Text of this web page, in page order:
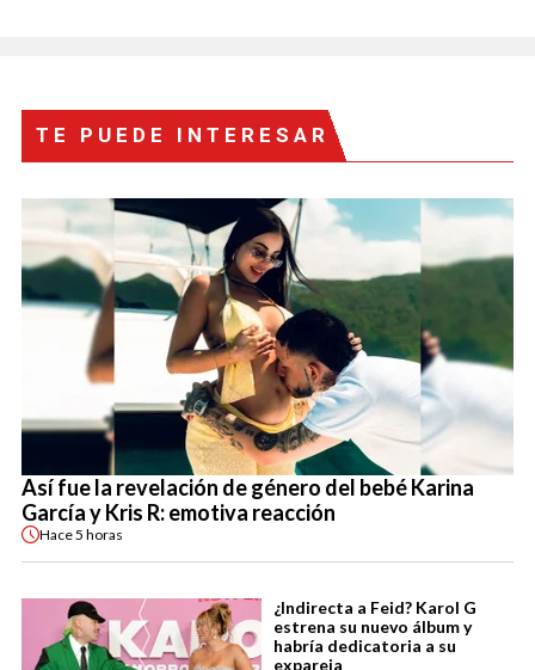
TE PUEDE INTERESAR
Así fue la revelación de género del bebé Karina
García y Kris R: emotiva reacción
Hace5 horas
¿Indirecta a Feid? Karol G
estrena su nuevo álbum y
habría dedicatoria a su
expareja